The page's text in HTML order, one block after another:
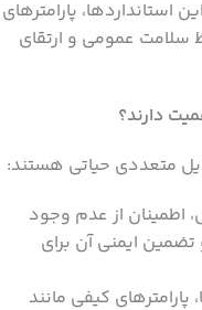
استانداردها، پارامترهای
سلامت عمومی و ارتقای
دارند؟
متعددی حیاتی هستند:
اطمینان از عدم وجود
ایمنی آن برای
پارامترهای کیفی مانند